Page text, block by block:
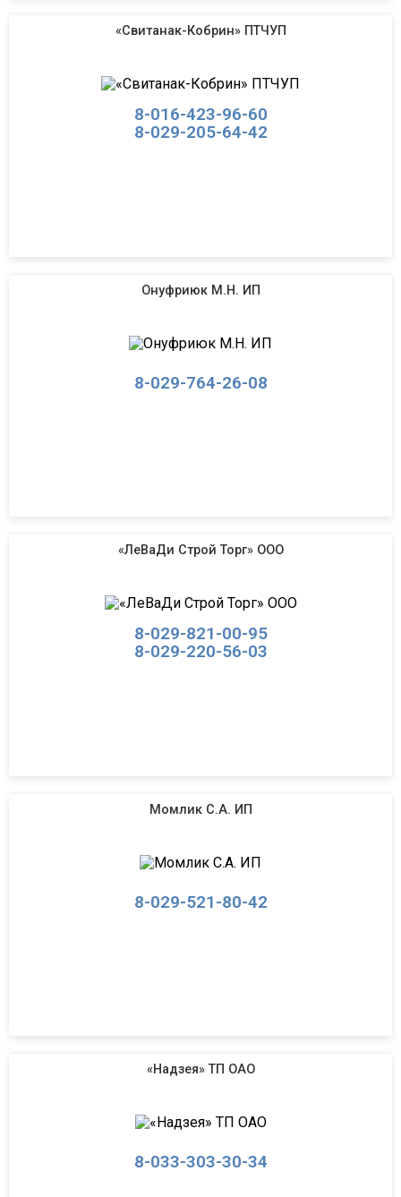
«Свитанак-Кобрин» ПТЧУП
8-016-423-96-60
8-029-205-64-42
Онуфриюк М.Н. ИП
8-029-764-26-08
«ЛеВаДи Строй Торг» ООО
8-029-821-00-95
8-029-220-56-03
Момлик С.А. ИП
8-029-521-80-42
«Надзея» ТП ОАО
8-033-303-30-34